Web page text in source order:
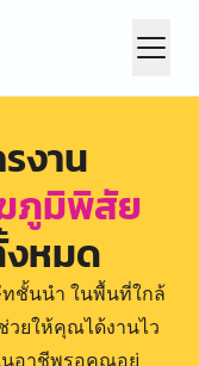
งาน
ภูมิพิสัย
หมด
ชั้นนำ ในพื้นที่ใกล้
ยให้คุณได้งานไว
นอาชีพรอคุณอยู่